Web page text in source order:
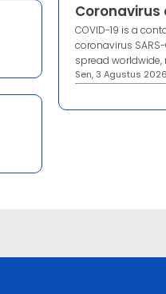
Coronavirus
COVID-19 is a
coronavirus
spread worldwide,
Sen, 3 Agustus